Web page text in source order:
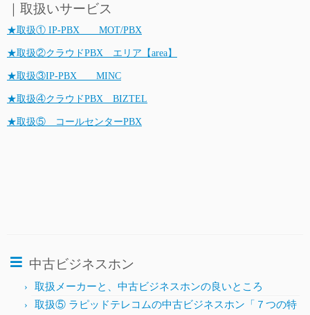
｜取扱いサービス
★取扱① IP-PBX MOT/PBX
★取扱②クラウドPBX エリア【area】
★取扱③IP-PBX MINC
★取扱④クラウドPBX BIZTEL
★取扱⑤ コールセンターPBX
中古ビジネスホン
取扱メーカーと、中古ビジネスホンの良いところ
取扱⑤ ラピッドテレコムの中古ビジネスホン「７つの特